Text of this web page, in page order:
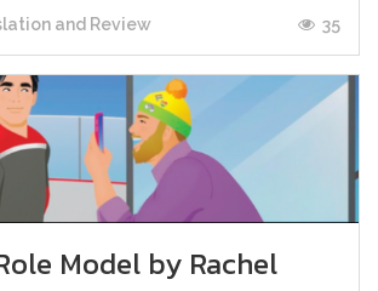
and Review 35
Model by Rachel